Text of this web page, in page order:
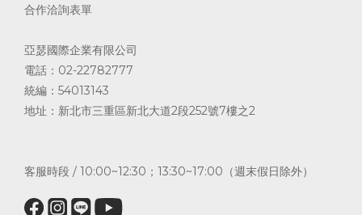
合作洽詢表單
亞瑟國際企業有限公司
電話：02-22782777
統編：54013143
地址：新北市三重區新北大道2段252號7樓之2
客服時段 / 10:00~12:30；13:30~17:00（週末假日除外）